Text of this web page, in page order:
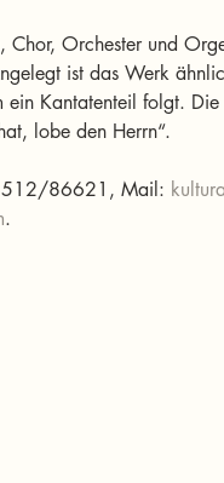
Orchester und
ist das Werk
Kantatenteil folgt.
lobe den Herrn“.
86621, Mail:
.